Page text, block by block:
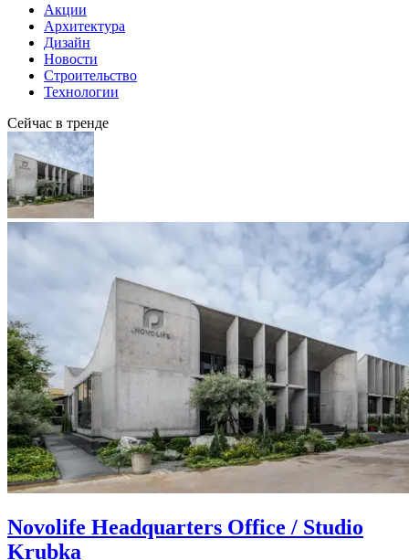
Акции
Архитектура
Дизайн
Новости
Строительство
Технологии
Сейчас в тренде
Novolife Headquarters Office / Studio
Krubka